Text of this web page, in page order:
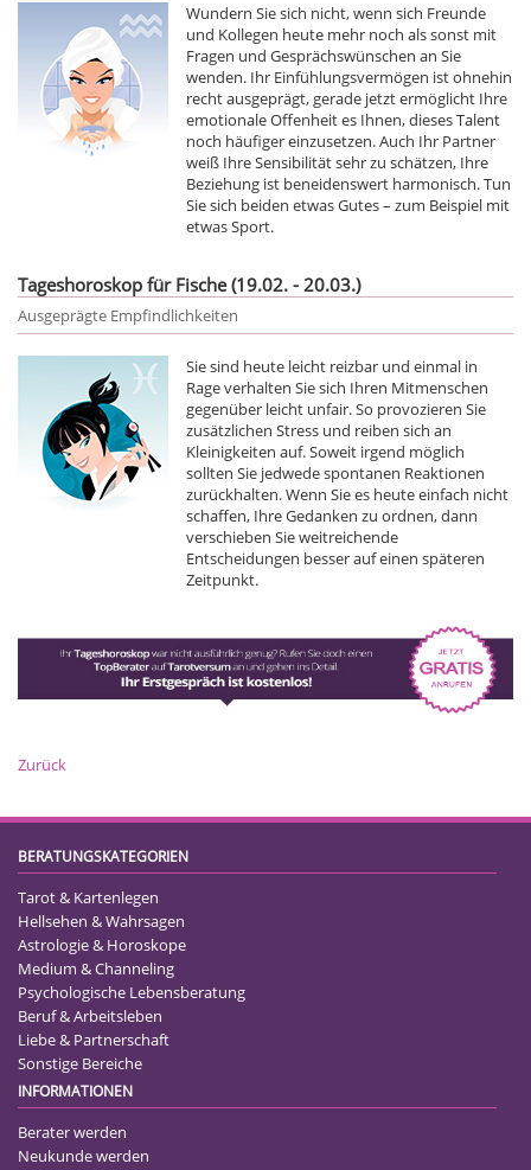
Wundern Sie sich nicht, wenn sich Freunde
und Kollegen heute mehr noch als sonst mit
Fragen und Gesprächswünschen an Sie
wenden. Ihr Einfühlungsvermögen ist ohnehin
recht ausgeprägt, gerade jetzt ermöglicht Ihre
emotionale Offenheit es Ihnen, dieses Talent
noch häufiger einzusetzen. Auch Ihr Partner
weiß Ihre Sensibilität sehr zu schätzen, Ihre
Beziehung ist beneidenswert harmonisch. Tun
Sie sich beiden etwas Gutes – zum Beispiel mit
etwas Sport.
Tageshoroskop für Fische (19.02. - 20.03.)
Ausgeprägte Empfindlichkeiten
Sie sind heute leicht reizbar und einmal in
Rage verhalten Sie sich Ihren Mitmenschen
gegenüber leicht unfair. So provozieren Sie
zusätzlichen Stress und reiben sich an
Kleinigkeiten auf. Soweit irgend möglich
sollten Sie jedwede spontanen Reaktionen
zurückhalten. Wenn Sie es heute einfach nicht
schaffen, Ihre Gedanken zu ordnen, dann
verschieben Sie weitreichende
Entscheidungen besser auf einen späteren
Zeitpunkt.
Zurück
BERATUNGSKATEGORIEN
Tarot & Kartenlegen
Hellsehen & Wahrsagen
Astrologie & Horoskope
Medium & Channeling
Psychologische Lebensberatung
Beruf & Arbeitsleben
Liebe & Partnerschaft
Sonstige Bereiche
INFORMATIONEN
Berater werden
Neukunde werden